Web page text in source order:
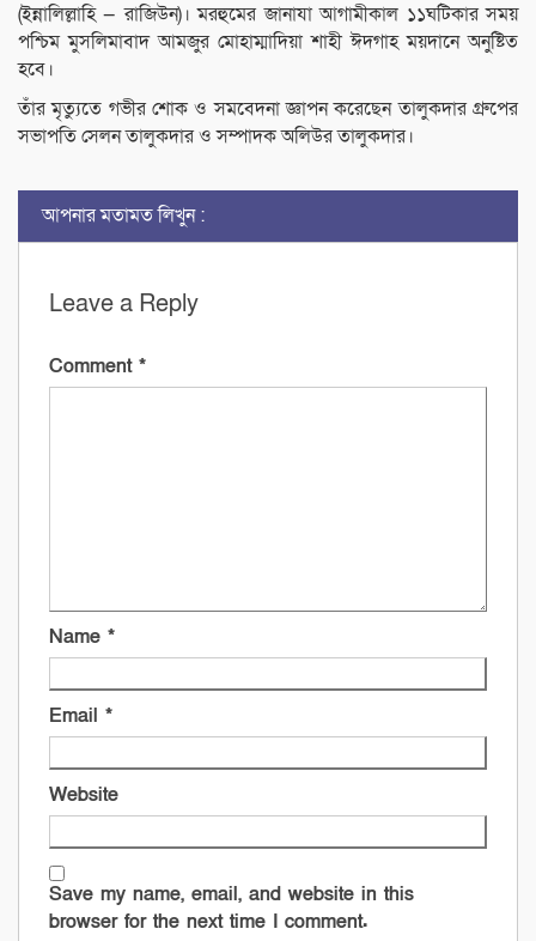
(ইন্নালিল্লাহি — রাজিউন)। মরহুমের জানাযা আগামীকাল ১১ঘটিকার সময়
পশ্চিম মুসলিমাবাদ আমজুর মোহাম্মাদিয়া শাহী ঈদগাহ ময়দানে অনুষ্টিত
হবে।
তাঁর মৃত্যুতে গভীর শোক ও সমবেদনা জ্ঞাপন করেছেন তালুকদার গ্রুপের
সভাপতি সেলন তালুকদার ও সম্পাদক অলিউর তালুকদার।
আপনার মতামত লিখুন :
Leave a Reply
Comment *
Name *
Email *
Website
Save my name, email, and website in this
browser for the next time I comment.